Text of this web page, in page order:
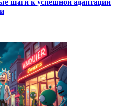
шаги к успешной адаптации